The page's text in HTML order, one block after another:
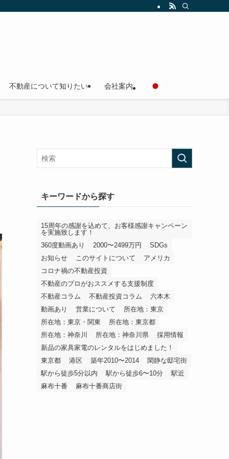
不動産について知りたい 会社案内
キーワードから探す
15周年の感謝を込めて、お客様感謝キャンペーン
を実施致します！
360度動画あり
2000〜2499万円
SDGs
お知らせ
このサイトについて
アメリカ
コロナ禍の不動産投資
不動産のプロがおススメする支援制度
不動産コラム
不動産投資コラム
六本木
動画あり
営業について
所在地：東京
所在地：東京・関東
所在地：東京都
所在地：神奈川
所在地：神奈川県
採用情報
新品の家具家電のレンタルをはじめました！
東京都
港区 築年2010〜2014
閑静な邸宅街
駅から徒歩5分以内
駅から徒歩6〜10分
駅近
麻布十番
麻布十番商店街